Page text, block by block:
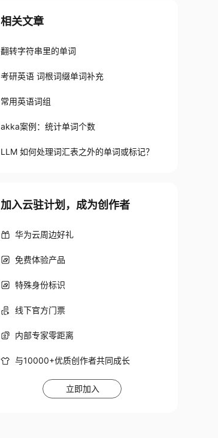
相关文章
翻转字符串里的单词
考研英语 词根词缀单词补充
常用英语词组
akka案例：统计单词个数
LLM 如何处理词汇表之外的单词或标记？
加入云驻计划，成为创作者
华为云周边好礼
免费体验产品
特殊身份标识
线下官方门票
内部专家零距离
与10000+优质创作者共同成长
立即加入